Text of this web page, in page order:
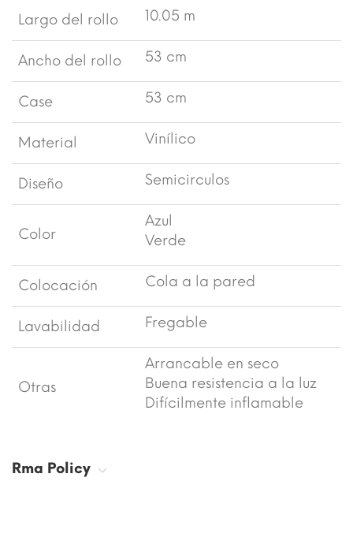
Largo del rollo 10.05 m
Ancho del rollo 53 cm
Case 53 cm
Material Vinílico
Diseño Semicirculos
Color
Azul
Verde
Colocación Cola a la pared
Lavabilidad Fregable
Otras
Arrancable en seco
Buena resistencia a la luz
Difícilmente inflamable
Rma Policy